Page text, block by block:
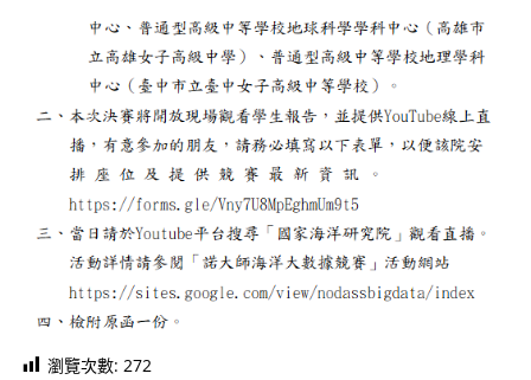
瀏覽次數: 272